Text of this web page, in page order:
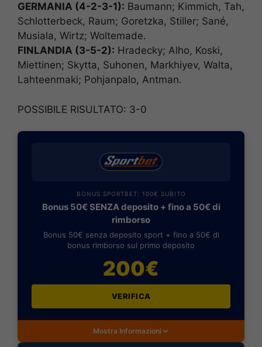
GERMANIA (4-2-3-1): Baumann; Kimmich, Tah,
Schlotterbeck, Raum; Goretzka, Stiller; Sané,
Musiala, Wirtz; Woltemade.
FINLANDIA (3-5-2): Hradecky; Alho, Koski,
Miettinen; Skytta, Suhonen, Markhiyev, Walta,
Lahteenmaki; Pohjanpalo, Antman.
POSSIBILE RISULTATO: 3-0
BONUS SPORTBET: 100€ SUBITO
Bonus 50€ SENZA deposito + fino a 50€ di
rimborso
Bonus 50€ senza deposito sport + fino a 50€ di
bonus rimborso sul primo deposito
200€
VERIFICA
Mostra Informazioni